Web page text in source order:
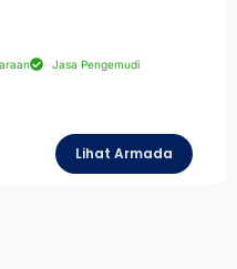
Jasa Pengemudi
Lihat Armada